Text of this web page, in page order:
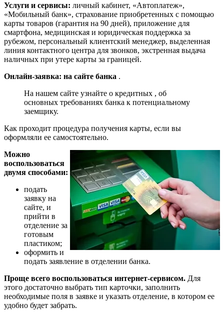
Услуги и сервисы: личный кабинет, «Автоплатеж»,
«Мобильный банк», страхование приобретенных с помощью
карты товаров (гарантия на 90 дней), приложение для
смартфона, медицинская и юридическая поддержка за
рубежом, персональный клиентский менеджер, выделенная
линия контактного центра для звонков, экстренная выдача
наличных при утере карты за границей.
Онлайн-заявка: на сайте банка .
На нашем сайте узнайте о кредитных , об
основных требованиях банка к потенциальному
заемщику.
Как проходит процедура получения карты, если вы
оформляли ее самостоятельно.
Можно
воспользоваться
двумя способами:
подать
заявку на
сайте, и
прийти в
отделение за
готовым
пластиком;
оформить и
подать заявление в отделении банка.
Проще всего воспользоваться интернет-сервисом. Для
этого достаточно выбрать тип карточки, заполнить
необходимые поля в заявке и указать отделение, в котором ее
удобно будет забрать.